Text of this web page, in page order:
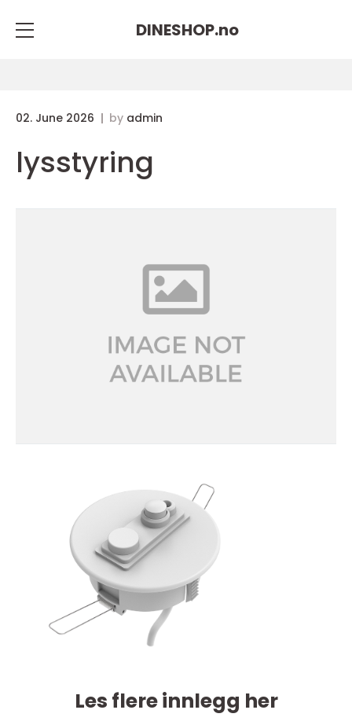
DINESHOP.no
02. June 2026 by admin
lysstyring
Les flere innlegg her